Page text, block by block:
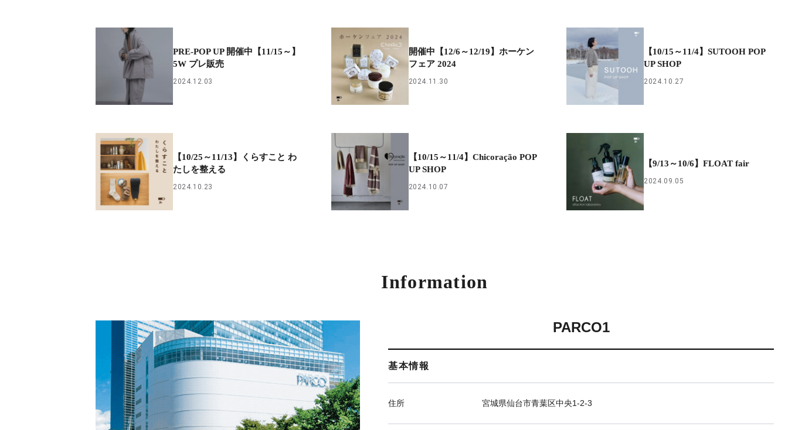
PRE-POP UP 開催中【11/15～】
5W プレ販売
2024.12.03
開催中【12/6～12/19】ホーケン
フェア 2024
2024.11.30
【10/15～11/4】SUTOOH POP
UP SHOP
2024.10.27
【10/25～11/13】くらすこと わ
たしを整える
2024.10.23
【10/15～11/4】Chicoração POP
UP SHOP
2024.10.07
【9/13～10/6】FLOAT fair
2024.09.05
Information
PARCO1
基本情報
住所 宮城県仙台市青葉区中央1-2-3